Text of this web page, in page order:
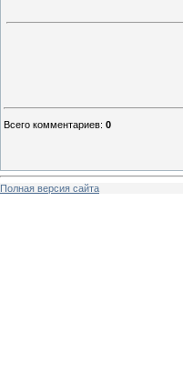
Всего комментариев: 0
Полная версия сайта